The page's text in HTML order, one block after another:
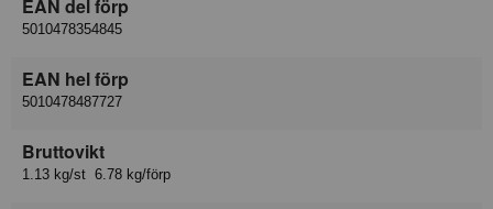
EAN del förp
5010478354845
EAN hel förp
5010478487727
Bruttovikt
1.13 kg/st 6.78 kg/förp